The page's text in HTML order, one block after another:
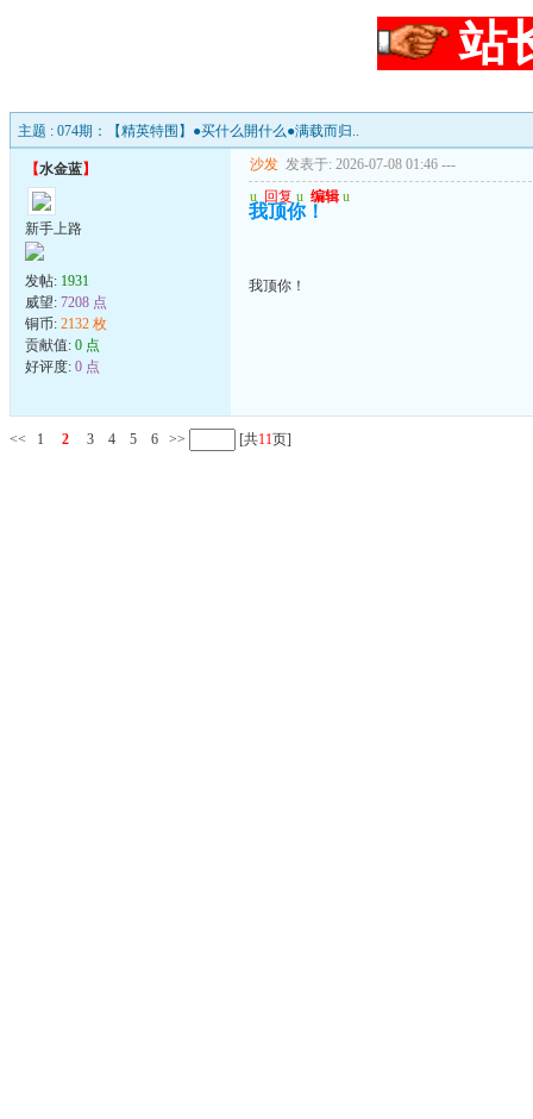
站
主题 : 074期：【精英特围】●买什么開什么●满载而归..
【水金蓝】
新手上路
发帖: 1931
威望: 7208 点
铜币: 2132 枚
贡献值: 0 点
好评度: 0 点
沙发 发表于: 2026-07-08 01:46 ---
u 回复 u 编辑 u
我顶你！
我顶你！
<< 1 2 3 4 5 6 >> [共11页]